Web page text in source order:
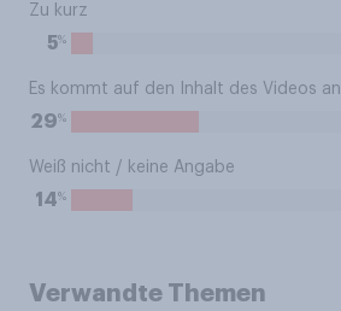
Zu kurz
5%
Es kommt auf den Inhalt des Videos an
29%
Weiß nicht / keine Angabe
14%
Verwandte Themen